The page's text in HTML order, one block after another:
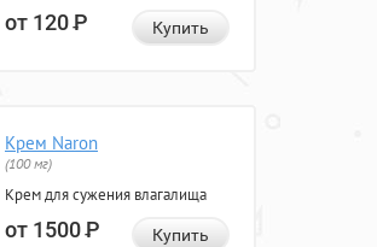
от 120Р Купить
Крем Naron
(100 мг)
Крем для сужения влагалища
от 1500Р Купить